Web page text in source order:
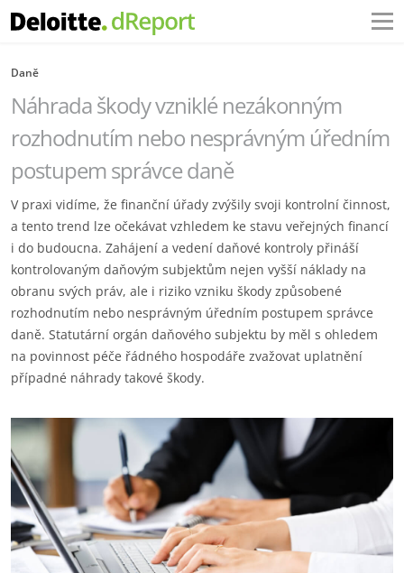
Daně
Náhrada škody vzniklé nezákonným
rozhodnutím nebo nesprávným úředním
postupem správce daně
V praxi vidíme, že finanční úřady zvýšily svoji kontrolní činnost,
a tento trend lze očekávat vzhledem ke stavu veřejných financí
i do budoucna. Zahájení a vedení daňové kontroly přináší
kontrolovaným daňovým subjektům nejen vyšší náklady na
obranu svých práv, ale i riziko vzniku škody způsobené
rozhodnutím nebo nesprávným úředním postupem správce
daně. Statutární orgán daňového subjektu by měl s ohledem
na povinnost péče řádného hospodáře zvažovat uplatnění
případné náhrady takové škody.